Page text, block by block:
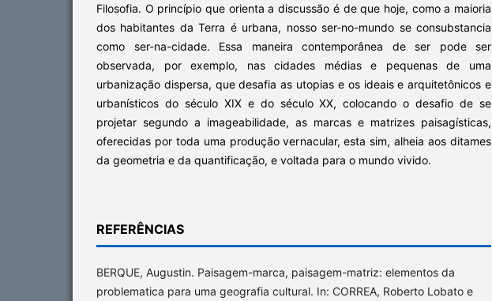
Filosofia. O princípio que orienta a discussão é de que hoje, como a maioria
dos habitantes da Terra é urbana, nosso ser-no-mundo se consubstancia
como ser-na-cidade. Essa maneira contemporânea de ser pode ser
observada, por exemplo, nas cidades médias e pequenas de uma
urbanização dispersa, que desafia as utopias e os ideais e arquitetônicos e
urbanísticos do século XIX e do século XX, colocando o desafio de se
projetar segundo a imageabilidade, as marcas e matrizes paisagísticas,
oferecidas por toda uma produção vernacular, esta sim, alheia aos ditames
da geometria e da quantificação, e voltada para o mundo vivido.
REFERÊNCIAS
BERQUE, Augustin. Paisagem-marca, paisagem-matriz: elementos da
problematica para uma geografia cultural. In: CORREA, Roberto Lobato e